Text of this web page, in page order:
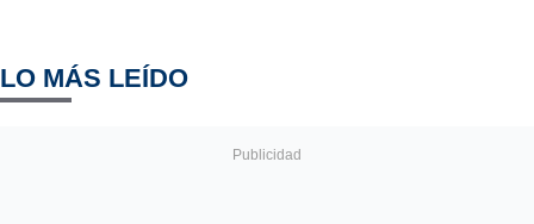
LO MÁS LEÍDO